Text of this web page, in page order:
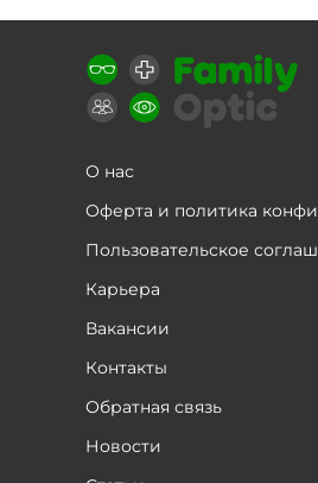
О нас
Оферта и политика
Пользовательское
Карьера
Вакансии
Контакты
Обратная связь
Новости